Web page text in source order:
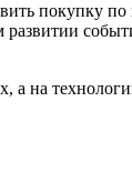
покупку
на